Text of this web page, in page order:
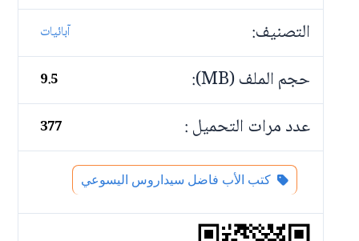
التصنيف: آبائيات
حجم الملف (MB): 9.5
عدد مرات التحميل : 377
كتب الأب فاضل سيداروس اليسوعي